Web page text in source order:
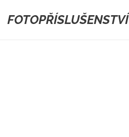
FOTOPŘÍSLUŠENSTVÍ